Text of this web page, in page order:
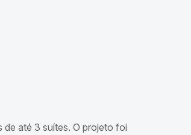
até 3 suítes. O projeto foi